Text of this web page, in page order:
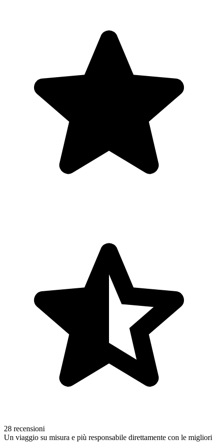
28 recensioni
Un viaggio su misura e più responsabile direttamente con le migliori